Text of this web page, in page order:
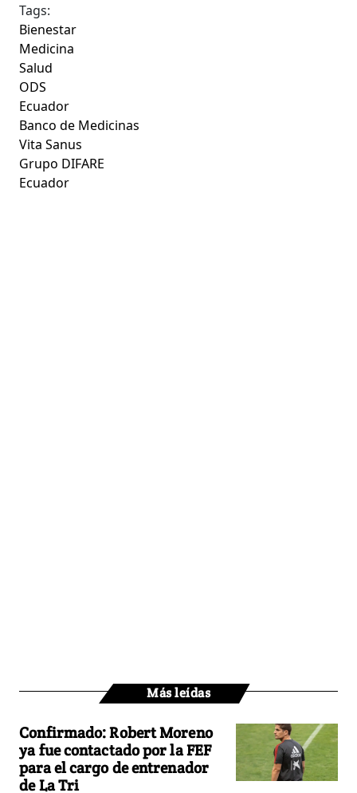
Tags:
Bienestar
Medicina
Salud
ODS
Ecuador
Banco de Medicinas
Vita Sanus
Grupo DIFARE
Ecuador
Más leídas
Confirmado: Robert Moreno
ya fue contactado por la FEF
para el cargo de entrenador
de La Tri